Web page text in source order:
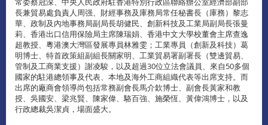
長兼貿易處負責人周强、財經事務及庫務局常任秘書長（庫務）黎志
華、政制及內地事務局副局長胡健民、創新科技及工業局副局長張曼
莉、香港出口信用保險局主席陳瑞娟、香港中文大學校董會主席查逸
超教授、粵港澳大灣區發展專員林雅雯；工業專員（創新及科技）葛
明博士、特首政策組副組長關家明、工業貿易署副署長（雙邊貿易、
管制及工商業支援）謝凌駿，以及超過30位立法會議員、來自50多個
國家的駐港總領事及代表、本地及海外工商組織代表等出席支持。而
出席的廠商會領導尚包括常務副會長馬介欽博士、副會長黃家和教
授、吳國安、梁兆賢、陳家偉、駱百強、施榮恆、黃偉鴻博士，以及
行政總裁吳潔貞，場面盛大。